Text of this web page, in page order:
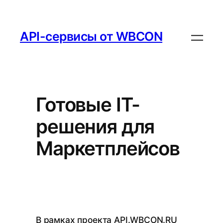
API-сервисы от WBCON
Готовые IT-
решения для
Маркетплейсов
В рамках проекта API.WBCON.RU